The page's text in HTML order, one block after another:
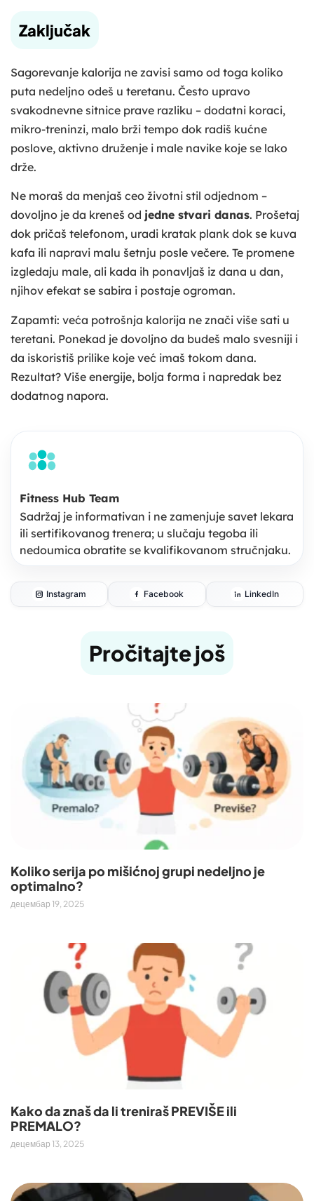
Zaključak
Sagorevanje kalorija ne zavisi samo od toga koliko
puta nedeljno odeš u teretanu. Često upravo
svakodnevne sitnice prave razliku – dodatni koraci,
mikro-treninzi, malo brži tempo dok radiš kućne
poslove, aktivno druženje i male navike koje se lako
drže.
Ne moraš da menjaš ceo životni stil odjednom –
dovoljno je da kreneš od jedne stvari danas. Prošetaj
dok pričaš telefonom, uradi kratak plank dok se kuva
kafa ili napravi malu šetnju posle večere. Te promene
izgledaju male, ali kada ih ponavljaš iz dana u dan,
njihov efekat se sabira i postaje ogroman.
Zapamti: veća potrošnja kalorija ne znači više sati u
teretani. Ponekad je dovoljno da budeš malo svesniji i
da iskoristiš prilike koje već imaš tokom dana.
Rezultat? Više energije, bolja forma i napredak bez
dodatnog napora.
Fitness Hub Team
Sadržaj je informativan i ne zamenjuje savet lekara
ili sertifikovanog trenera; u slučaju tegoba ili
nedoumica obratite se kvalifikovanom stručnjaku.
Instagram Facebook LinkedIn
Pročitajte još
Koliko serija po mišićnoj grupi nedeljno je
optimalno?
децембар 19, 2025
Kako da znaš da li treniraš PREVIŠE ili
PREMALO?
децембар 13, 2025